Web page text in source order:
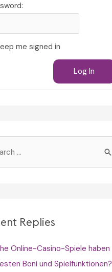
me signed in
Log In
Replies
Online-Casino-Spiele haben
Boni und Spielfunktionen?